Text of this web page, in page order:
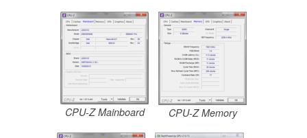
CPU-Z Mainboard CPU-Z Memory